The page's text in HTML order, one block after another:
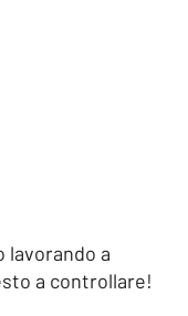
lavorando a
a controllare!